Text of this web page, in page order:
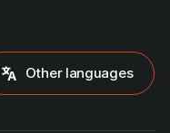
Other languages